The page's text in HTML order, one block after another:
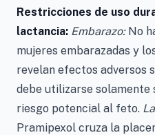
Restricciones de uso
lactancia: Embarazo:No
mujeres embarazadas y
revelan efectos adversos
debe utilizarse
riesgo potencial al feto.
Pramipexol cruza la